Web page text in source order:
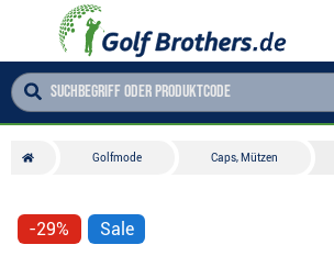
Golfmode Caps, Mützen
-29% Sale